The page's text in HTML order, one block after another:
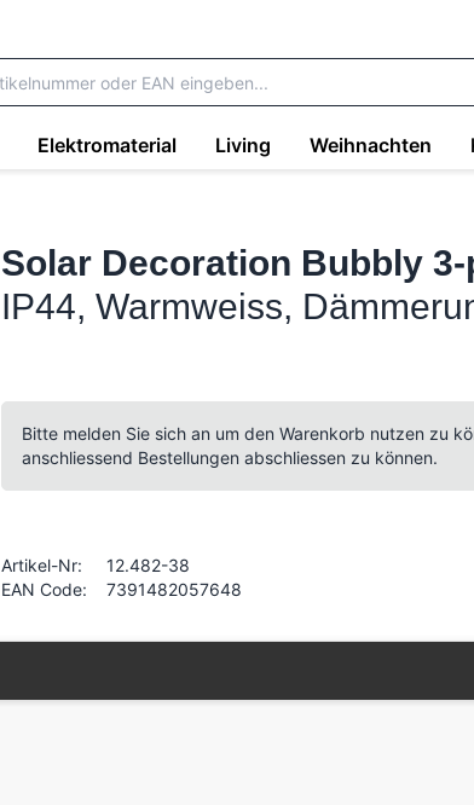
Elektromaterial Living Weihnachten
Solar Decoration Bubbly 3-
IP44, Warmweiss,
Bitte melden Sie sich an um den Warenkorb nutzen zu
anschliessend Bestellungen abschliessen zu können.
Artikel-Nr:
12.482-38
EAN Code:
7391482057648